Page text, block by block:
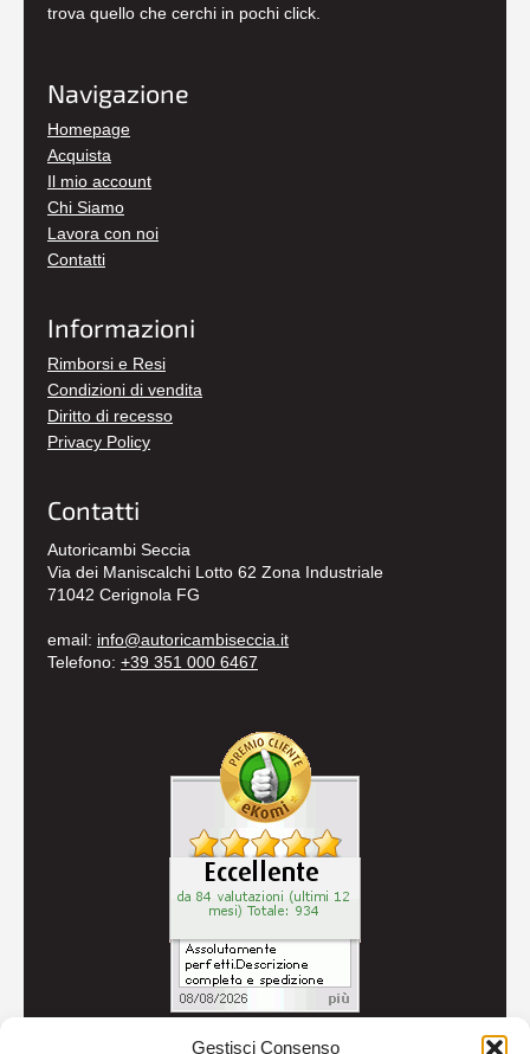
Gestisci Consenso
trova quello che cerchi in pochi click.
Navigazione
Homepage
Acquista
Il mio account
Chi Siamo
Lavora con noi
Contatti
Informazioni
Rimborsi e Resi
Condizioni di vendita
Diritto di recesso
Privacy Policy
Contatti
Autoricambi Seccia
Via dei Maniscalchi Lotto 62 Zona Industriale
71042 Cerignola FG
email: info@autoricambiseccia.it
Telefono: +39 351 000 6467